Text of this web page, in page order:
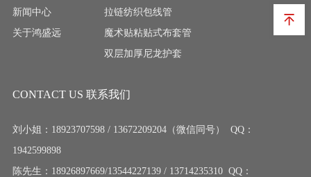
新闻中心
关于鸿盛远
拉链纺织包线管
魔术贴粘贴式布套管
双层加厚尼龙护套
CONTACT US 联系我们
刘小姐：18923707598 / 13672209204（微信同号） QQ：
1942599898
陈先生：18926897669/13544227139 / 13714235310 QQ：